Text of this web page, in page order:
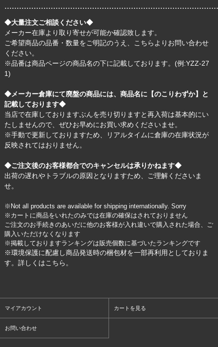
◆大量注文ご相談ください◆
メーカー在庫より取り寄せが可能か確認致します。
ご希望商品の品番・数量をご明記のうえ、
こちら よりお問い合わせ
ください。
※品番は商品ページの商品名の下に記載しております。(例:YZZ-27
1)
◆メーカー倉庫にて廃盤の商品には、商品名に【のこりわずか】と
記載しております◆
当店で在庫しておりますぶんを売り切りますと再入荷は基本的にい
たしませんので、ぜひお早めにお買い求めくださいませ。
※手動で更新しておりますため、リアルタイムに倉庫の在庫状況が
反映されてはおりません。
◆ご注文後のお客様都合でのキャンセルは承りかねます◆
出荷の遅れやトラブルの原因となりますため、ご理解くださいま
せ。
※Not all products are available for shipping internationally. Sorry
※カートに商品をいれたのみでは在庫の確保はされておりません
ご注文のお手続きのあいだに他のお客様が入れ違いで購入された場合、ご
購入いただけなくなります
※掲載しておりますランキングは販売個数に基づいたランキングです
※環境保護に配慮し商品発送時の梱包材を一部再利用としておりま
す。詳しくはこちら 。
マイアカウント カートを見る
お問い合わせ